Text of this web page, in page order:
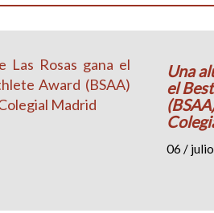
Una
el
06 /